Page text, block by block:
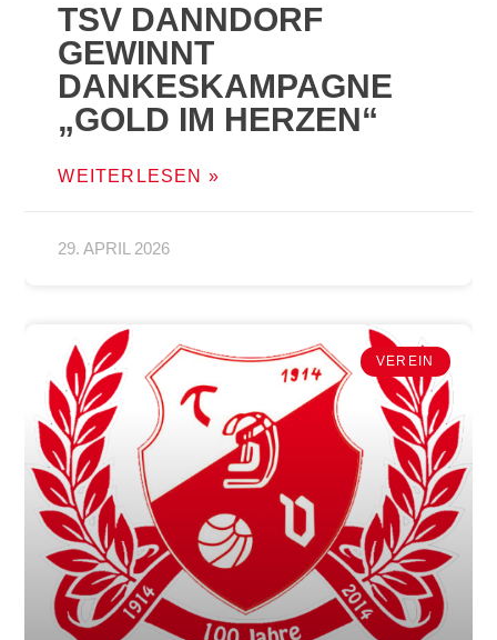
TSV DANNDORF
GEWINNT
DANKESKAMPAGNE
„GOLD IM HERZEN“
WEITERLESEN »
29. APRIL 2026
VEREIN